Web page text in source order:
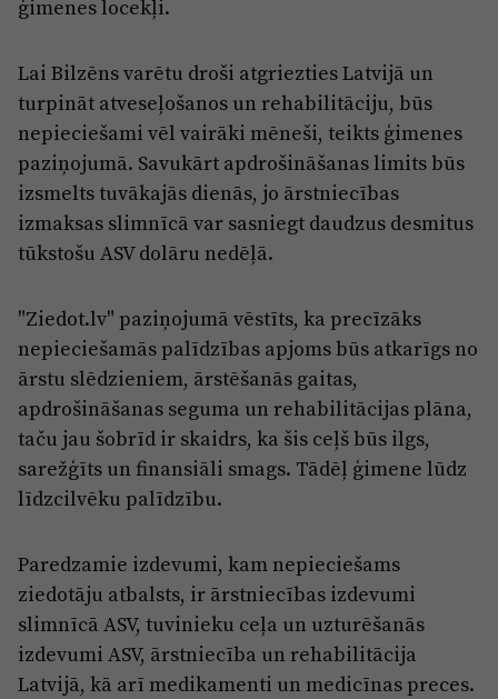
ģimenes locekļi.
Lai Bilzēns varētu droši atgriezties Latvijā un
turpināt atveseļošanos un rehabilitāciju, būs
nepieciešami vēl vairāki mēneši, teikts ģimenes
paziņojumā. Savukārt apdrošināšanas limits būs
izsmelts tuvākajās dienās, jo ārstniecības
izmaksas slimnīcā var sasniegt daudzus desmitus
tūkstošu ASV dolāru nedēļā.
"Ziedot.lv" paziņojumā vēstīts, ka precīzāks
nepieciešamās palīdzības apjoms būs atkarīgs no
ārstu slēdzieniem, ārstēšanās gaitas,
apdrošināšanas seguma un rehabilitācijas plāna,
taču jau šobrīd ir skaidrs, ka šis ceļš būs ilgs,
sarežģīts un finansiāli smags. Tādēļ ģimene lūdz
līdzcilvēku palīdzību.
Paredzamie izdevumi, kam nepieciešams
ziedotāju atbalsts, ir ārstniecības izdevumi
slimnīcā ASV, tuvinieku ceļa un uzturēšanās
izdevumi ASV, ārstniecība un rehabilitācija
Latvijā, kā arī medikamenti un medicīnas preces.